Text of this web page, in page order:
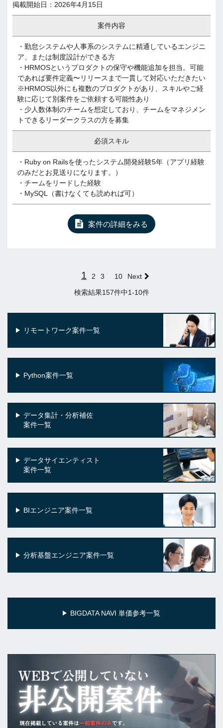
掲載開始日：2026年4月15日
案件内容
・勤怠システムや人事系のシステムに精通しているエンジニ
ア、または制度設計ができる方
・HRMOSというプロダクトの保守や機能追加を担当。可能
であれば要件定義〜リリースまで一貫して対応いただきたい
※HRMOS以外にも複数のプロダクトがあり、スキルやご経
験に応じて別案件をご依頼する可能性あり
・少人数体制のチームを想定しており、チームをマネジメン
トできるリーダークラスの方を募集
必須スキル
・Ruby on Railsを使ったシステム開発経験5年（アプリ経験
のみだとお見送りになります。）
・チームをリードした経験
・MySQL（書けなくても読めれば可）
案件の詳細をみる
1 2 3 10 Next
検索結果157件中1-10件
リモートワーク案件一覧
Python案件一覧
データ集計・分析補佐
案件一覧
データサイエンティスト
案件一覧
BIエンジニア案件一覧
分析基盤エンジニア案件一覧
BIGDATA NAVI 単価参考一覧